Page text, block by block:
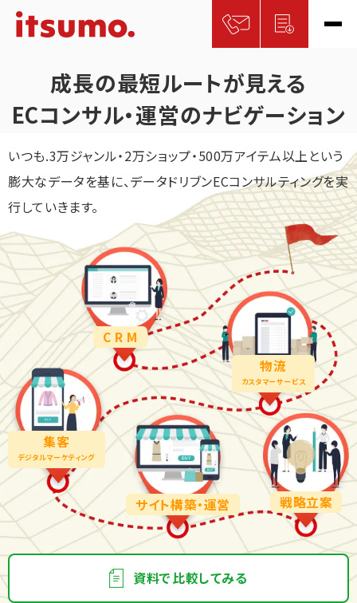
成長の最短ルートが見える
ECコンサル・運営のナビゲーション
いつも.3万ジャンル・2万ショップ・500万アイテム以上という
膨大なデータを基に、データドリブンECコンサルティングを実
行していきます。
資料で比較してみる
戦略立案
サイト構築・運営
集客
デジタルマーケティング
物流
カスタマーサービス
C R M